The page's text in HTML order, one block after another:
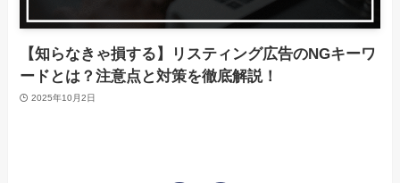
【知らなきゃ損する】リスティング広告のNGキーワ
ードとは？注意点と対策を徹底解説！
2025年10月2日